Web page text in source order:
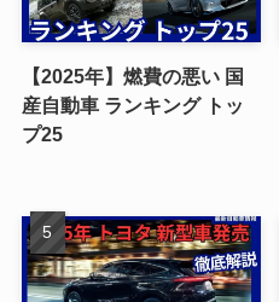
【2025年】燃費の悪い 国
産自動車 ランキング トッ
プ25